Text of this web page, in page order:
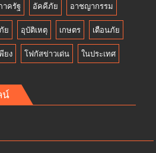
าครัฐ อัคคีภัย อาชญากรรม
ย อุบัติเหตุ เกษตร เตือนภัย
ยง โฟกัสข่าวเด่น ในประเทศ
น์